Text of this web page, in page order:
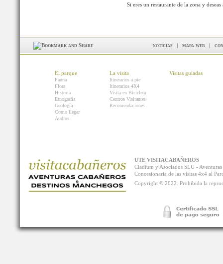
Si eres un restaurante de la zona y
noticias | mapa web |
El parque
Fauna
Flora
Historia
Etnografía
Geología
Como llegar
Audios
La visita
Itinerarios a pie
Itinerarios 4X4
Visita en Bicicleta
Centros Visitantes
Recomendaciones
Visitas guiadas
UTE VISITACABAÑEROS
Cladium y Asociados SLU -
Concesionaria de las visitas 4x4 al
Copyright © 2022. Prohibida la